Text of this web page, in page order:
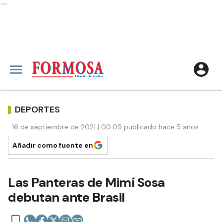
Ads
DEPORTES
16 de septiembre de 2021 | 00:05 publicado hace 5 años
Añadir como fuente en
Las Panteras de Mimí Sosa
debutan ante Brasil